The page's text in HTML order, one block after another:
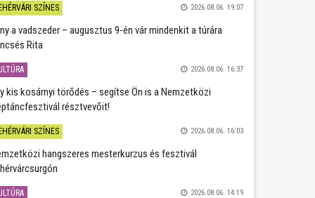
SZÍNES 2026.08.06. 19:07
a vadszeder – augusztus 9-én vár mindenkit a túrára
Rita
2026.08.06. 16:37
kis kosárnyi törődés – segítse Ön is a Nemzetközi
résztvevőit!
SZÍNES 2026.08.06. 16:03
hangszeres mesterkurzus és fesztivál
2026.08.06. 14:19